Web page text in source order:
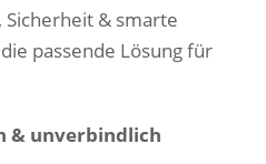
Sicherheit & smarte
passende Lösung für
& unverbindlich